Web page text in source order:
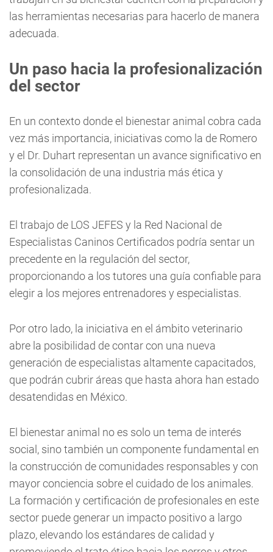
las herramientas necesarias para hacerlo de manera
adecuada.
Un paso hacia la profesionalización
del sector
En un contexto donde el bienestar animal cobra cada
vez más importancia, iniciativas como la de Romero
y el Dr. Duhart representan un avance significativo en
la consolidación de una industria más ética y
profesionalizada.
El trabajo de LOS JEFES y la Red Nacional de
Especialistas Caninos Certificados podría sentar un
precedente en la regulación del sector,
proporcionando a los tutores una guía confiable para
elegir a los mejores entrenadores y especialistas.
Por otro lado, la iniciativa en el ámbito veterinario
abre la posibilidad de contar con una nueva
generación de especialistas altamente capacitados,
que podrán cubrir áreas que hasta ahora han estado
desatendidas en México.
El bienestar animal no es solo un tema de interés
social, sino también un componente fundamental en
la construcción de comunidades responsables y con
mayor conciencia sobre el cuidado de los animales.
La formación y certificación de profesionales en este
sector puede generar un impacto positivo a largo
plazo, elevando los estándares de calidad y